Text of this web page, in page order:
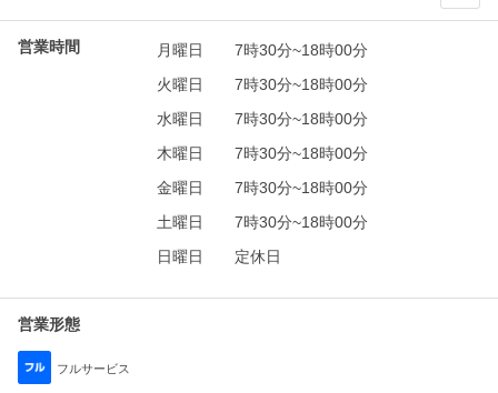
営業時間 月曜日
7時30分~18時00分
火曜日
7時30分~18時00分
水曜日
7時30分~18時00分
木曜日
7時30分~18時00分
金曜日
7時30分~18時00分
土曜日
7時30分~18時00分
日曜日
定休日
営業形態
フルサービス